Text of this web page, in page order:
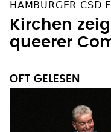
Kirchen
queerer